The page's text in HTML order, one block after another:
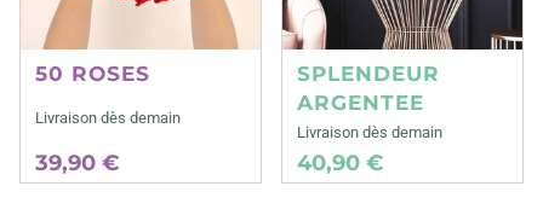
50 ROSES
Livraison dès demain
39,90 €
SPLENDEUR
ARGENTEE
Livraison dès demain
40,90 €